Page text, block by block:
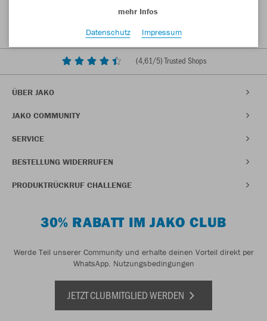
(4,61/5) Trusted Shops
ÜBER JAKO
JAKO COMMUNITY
SERVICE
BESTELLUNG WIDERRUFEN
PRODUKTRÜCKRUF CHALLENGE
30% RABATT IM JAKO CLUB
Werde Teil unserer Community und erhalte deinen Vorteil direkt per
WhatsApp. Nutzungsbedingungen
JETZT CLUBMITGLIED WERDEN
mehr Infos
Datenschutz
Impressum